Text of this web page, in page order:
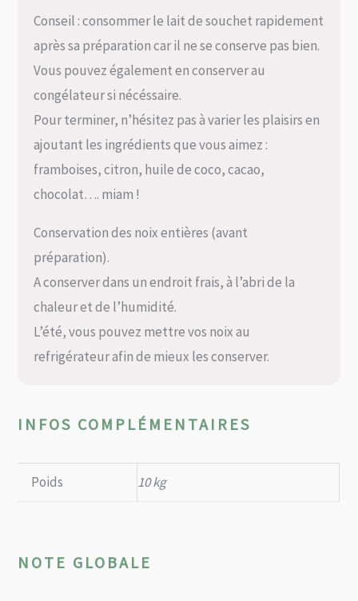
Conseil : consommer le lait de souchet rapidement
après sa préparation car il ne se conserve pas bien.
Vous pouvez également en conserver au
congélateur si nécéssaire.
Pour terminer, n’hésitez pas à varier les plaisirs en
ajoutant les ingrédients que vous aimez :
framboises, citron, huile de coco, cacao,
chocolat…. miam !
Conservation des noix entières (avant
préparation).
A conserver dans un endroit frais, à l’abri de la
chaleur et de l’humidité.
L’été, vous pouvez mettre vos noix au
refrigérateur afin de mieux les conserver.
INFOS COMPLÉMENTAIRES
Poids 10 kg
NOTE GLOBALE